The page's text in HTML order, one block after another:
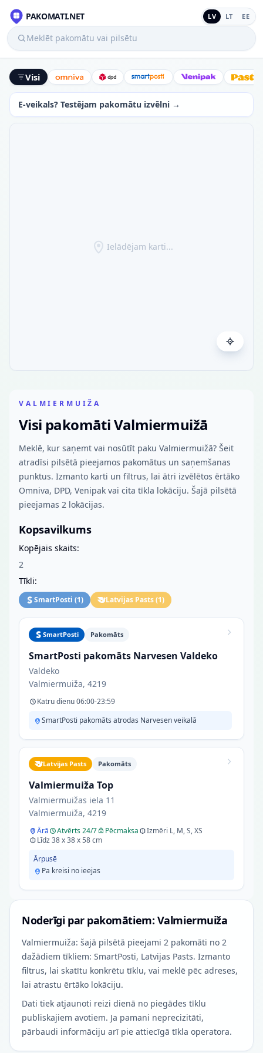
PAKOMATI.NET LV LT EE
Meklēt pakomātu vai pilsētu
Visi Omniva DPD SmartPostiVenipak
E-veikals? Testējam pakomātu izvēlni →
Ielādējam karti...
VALMIERMUIŽA
Visi pakomāti Valmiermuižā
Meklē, kur saņemt vai nosūtīt paku Valmiermuižā? Šeit
atradīsi pilsētā pieejamos pakomātus un saņemšanas
punktus. Izmanto karti un filtrus, lai ātri izvēlētos ērtāko
Omniva, DPD, Venipak vai cita tīkla lokāciju. Šajā pilsētā
pieejamas 2 lokācijas.
Kopsavilkums
Kopējais skaits:
2
Tīkli:
SmartPosti (1) Latvijas Pasts(1)
SmartPosti Pakomāts
SmartPosti pakomāts Narvesen Valdeko
Valdeko
Valmiermuiža, 4219
Katru dienu 06:00-23:59
SmartPosti pakomāts atrodas Narvesen veikalā
Latvijas Pasts Pakomāts
Valmiermuiža Top
Valmiermuižas iela 11
Valmiermuiža, 4219
Ārā Atvērts 24/7 Pēcmaksa
Izmēri L, M, S, XS
Līdz 38 x 38 x 58 cm
Ārpusē
Pa kreisi no ieejas
Noderīgi par pakomātiem: Valmiermuiža
Valmiermuiža: šajā pilsētā pieejami 2 pakomāti no 2
dažādiem tīkliem: SmartPosti, Latvijas Pasts. Izmanto
filtrus, lai skatītu konkrētu tīklu, vai meklē pēc adreses,
lai atrastu ērtāko lokāciju.
Dati tiek atjaunoti reizi dienā no piegādes tīklu
publiskajiem avotiem. Ja pamani neprecizitāti,
pārbaudi informāciju arī pie attiecīgā tīkla operatora.